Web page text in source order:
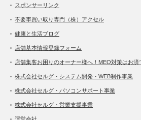
スポンサーリンク
不要車買い取り専門（株）アクセル
健康と生活ブログ
店舗基本情報登録フォーム
店舗集客お困りのオーナー様へ！MEO対策はお済
株式会社セルグ・システム開発・WEB制作事業
株式会社セルグ・パソコンサポート事業
株式会社セルグ・営業支援事業